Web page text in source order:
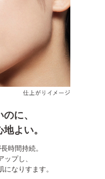
に、
よい。
時間持続。
ップし、
なりすます。